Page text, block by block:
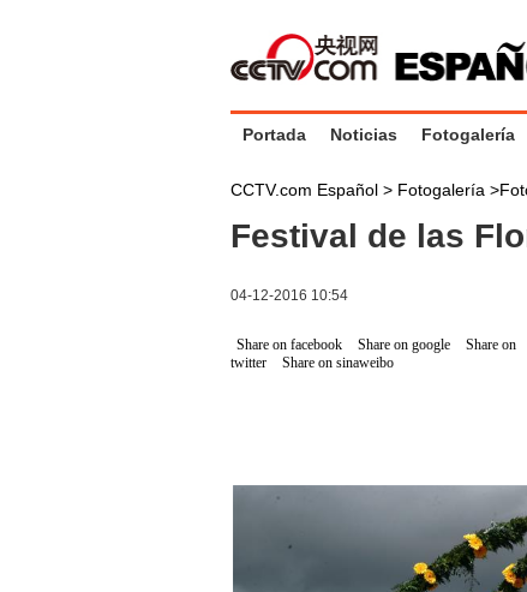
Portada Noticias Fotogalería
CCTV.com Español > Fotogalería >
Festival de las
04-12-2016 10:54
Share on facebook Share on google
Share on
twitter
Share on sinaweibo